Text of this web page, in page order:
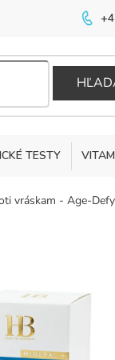
TESTY
vráskam - Age-